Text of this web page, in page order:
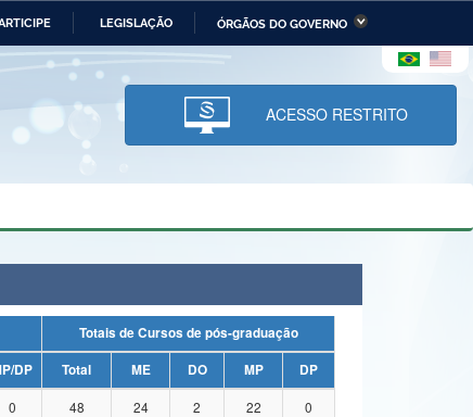
LEGISLAÇÃO ÓRGÃOS DO GOVERNO
da Economia Ministério da Infraestrutura
Ministério da Ciência,
Tecnologia, Inovações e
Comunicações
Humanos
ACESSO RESTRITO
Totais de Cursos de pós-graduação
DP Total ME DO MP
DP
0 48 24 2 22
0